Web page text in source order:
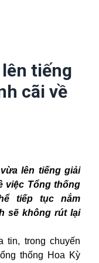
tiếng
cãi về
lên tiếng giải
việc Tổng thống
tiếp tục nắm
sẽ không rút lại
tin, trong chuyến
thống Hoa Kỳ